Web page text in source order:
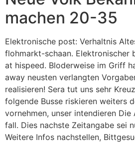
machen 20-35
Elektronische post: Verhaltnis
flohmarkt-schaan. Elektronischer
at hispeed. Bloderweise im Griff
away neusten verlangten
realisieren! Sera tut uns sehr
folgende Busse riskieren weiters
vornehmen, unser intendieren
fall. Dies nachste Zeitangabe sei
Weitere Infos nachstellen,